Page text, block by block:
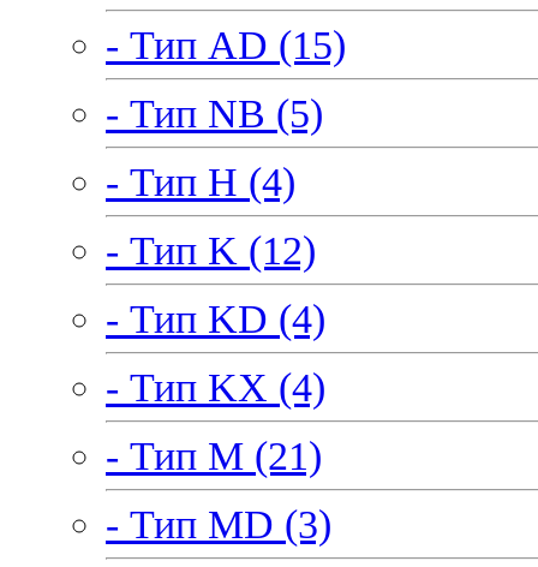
- Тип AD (15)
- Тип NB (5)
- Тип H (4)
- Тип K (12)
- Тип KD (4)
- Тип KX (4)
- Тип M (21)
- Тип MD (3)